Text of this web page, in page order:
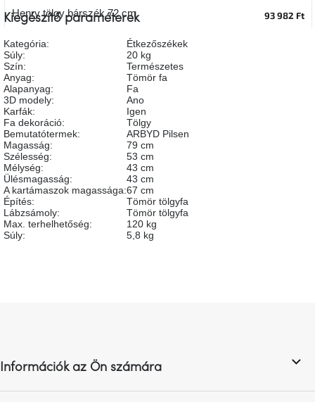
napja
Egy
étkező,
szórakoztat!
A
8.
születésnap
megünneplése
A
kedvenceid
Hírek
kollekció
Henry tölgy bárszék 72 cm 93 982 Ft
Kiegészítő paraméterek
Kategória:
Étkezőszékek
Súly:
20 kg
Szín:
Természetes
Anyag:
Tömör fa
Alapanyag:
Fa
3D modely:
Ano
Karfák:
Igen
Fa dekoráció:
Tölgy
Bemutatótermek:
ARBYD Pilsen
Magasság:
79 cm
Szélesség:
53 cm
Mélység:
43 cm
Ülésmagasság:
43 cm
A kartámaszok magassága:67 cm
Építés:
Tömör tölgyfa
Lábzsámoly:
Tömör tölgyfa
Max. terhelhetőség:
120 kg
Súly: 5,8 kg
é
c
Információk az Ön számára